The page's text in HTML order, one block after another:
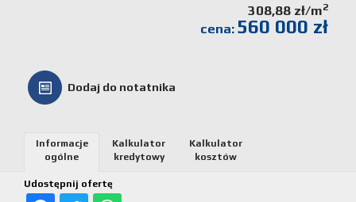
kosztów
308,88 zł/m2
cena: 560 000 zł
Dodaj do notatnika
Udostępnij ofertę
Informacje
ogólne
Kalkulator
kredytowy
Kalkulator
kosztów